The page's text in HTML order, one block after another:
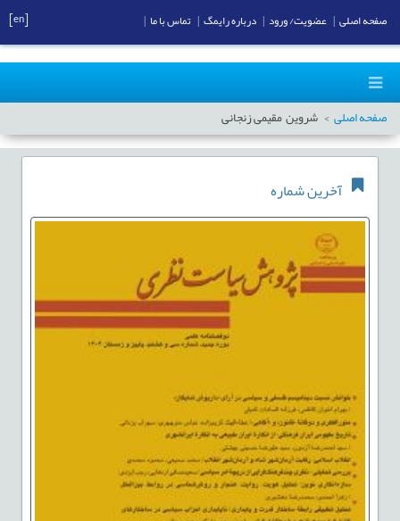
صفحه اصلی شروین مقیمی زنجانی
آخرین شماره
صفحه اصلی عضویت/ ورود درباره رایمگ تماس با ما